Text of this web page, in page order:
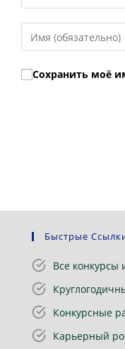
Введите
свое
имя
или
Сохранить моё
Быстрые
Все конкурсы
Конкурсные
Карьерный